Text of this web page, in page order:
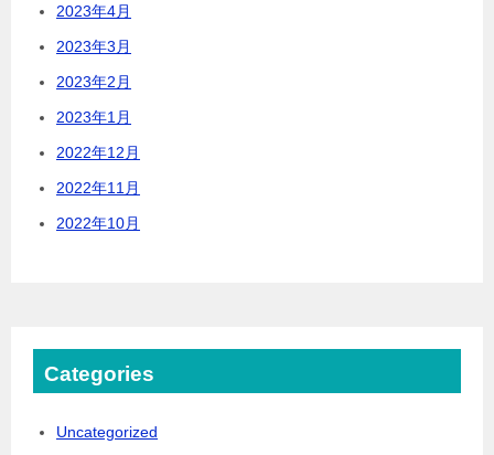
2023年4月
2023年3月
2023年2月
2023年1月
2022年12月
2022年11月
2022年10月
Categories
Uncategorized